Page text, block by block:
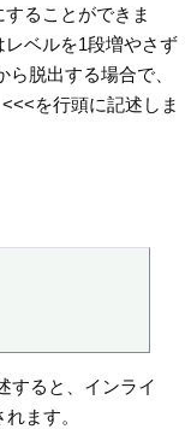
ることができま
ベルを1段増やさず
脱出する場合で、
を行頭に記述しま
すると、インライ
ます。